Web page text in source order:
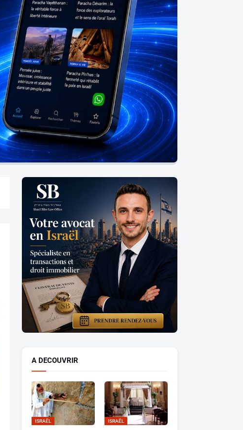
A DECOUVRIR
ISRAËL ISRAËL